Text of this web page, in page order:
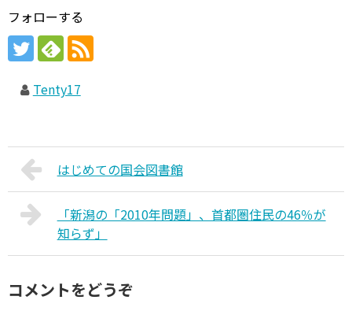
フォローする
Tenty17
はじめての国会図書館
「新潟の「2010年問題」、首都圏住民の46％が
知らず」
コメントをどうぞ